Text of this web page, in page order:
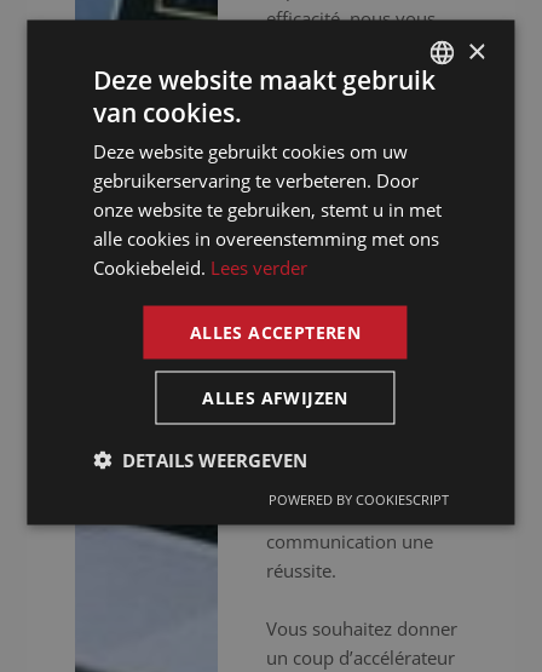
efficacité, nous vous
assurons une approche
professionnelle. Nous
interprètes
expérimentés, nous
mettons aussi à votre
disposition un
équipement audiovisuel
haut de gamme pour
que votre événement se
déroule sans accrocs.
Que vous organisiez
des réunions virtuelles,
hybrides ou en
de votre
communication une
réussite.
Vous souhaitez donner
un coup d’accélérateur
FRENCH
×
Deze website maakt gebruik
van cookies.
Deze website gebruikt cookies om uw
gebruikerservaring te verbeteren. Door
onze website te gebruiken, stemt u in met
alle cookies in overeenstemming met ons
Cookiebeleid. Lees verder
ALLES ACCEPTEREN
ALLES AFWIJZEN
DETAILS WEERGEVEN
POWERED BY COOKIESCRIPT